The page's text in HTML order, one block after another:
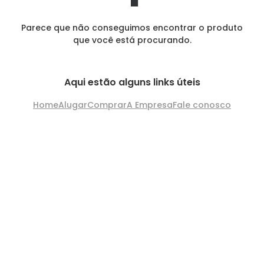
Parece que não conseguimos encontrar o produto
que você está procurando.
Aqui estão alguns links úteis
HomeAlugarComprarA EmpresaFale conosco